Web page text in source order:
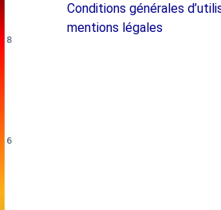
Conditions générales
mentions légales